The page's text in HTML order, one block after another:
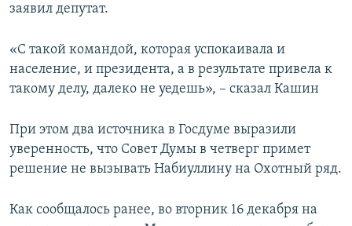
заявил депутат.
«С такой командой, которая успокаивала и
население, и президента, а в результате привела к
такому делу, далеко не уедешь», – сказал Кашин
При этом два источника в Госдуме выразили
уверенность, что Совет Думы в четверг примет
решение не вызывать Набиуллину на Охотный ряд.
Как сообщалось ранее, во вторник 16 декабря на